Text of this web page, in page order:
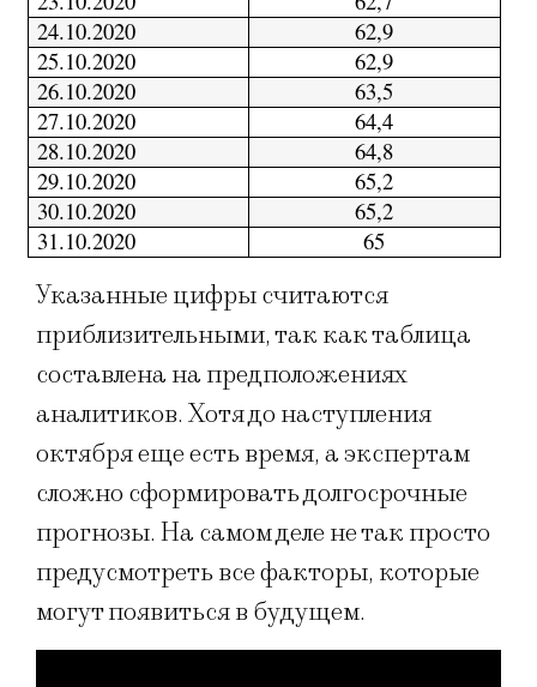
24.10.2020
62,9
25.10.2020
62,9
26.10.2020
63,5
27.10.2020
64,4
28.10.2020
64,8
29.10.2020
65,2
30.10.2020
65,2
31.10.2020
65
Указанные цифры считаются
приблизительными, так как таблица
составлена на предположениях
аналитиков. Хотя до наступления
октября еще есть время, а экспертам
сложно сформировать долгосрочные
прогнозы. На самом деле не так просто
предусмотреть все факторы, которые
могут появиться в будущем.